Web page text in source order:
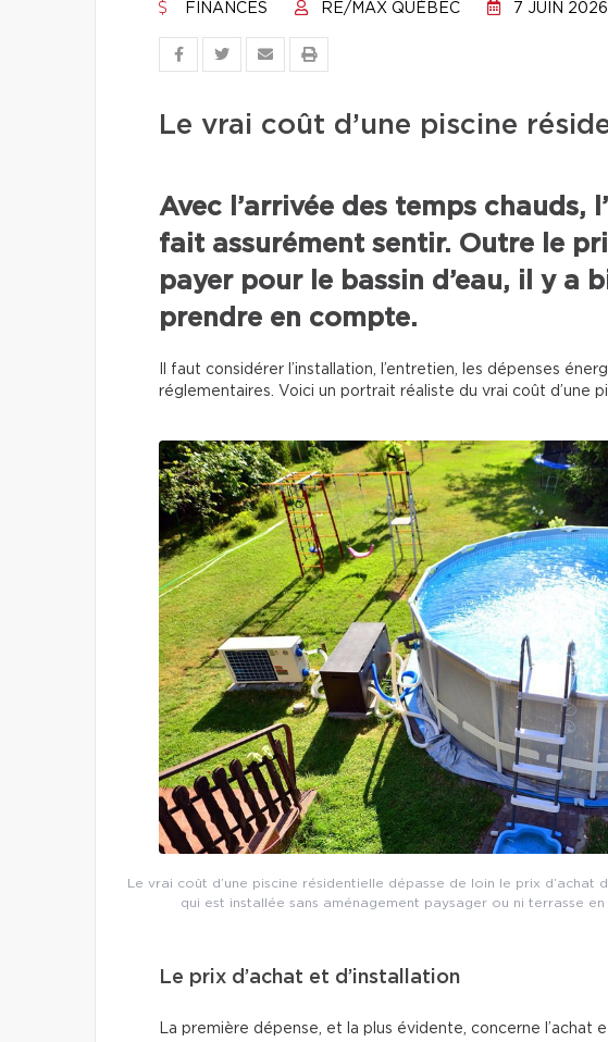
FINANCES RE/MAX QUÉBEC 7 JUIN 2026
Le vrai coût d’une piscine
Avec l’arrivée des temps chauds,
fait assurément sentir. Outre le
payer pour le bassin d’eau, il y a
prendre en compte.
Il faut considérer l’installation, l’entretien, les dépenses
réglementaires. Voici un portrait réaliste du vrai coût d’une
Le vrai coût d’une piscine résidentielle dépasse de loin le prix d’achat
qui est installée sans aménagement paysager ou ni terrasse
Le prix d’achat et d’installation
La première dépense, et la plus évidente, concerne l’achat